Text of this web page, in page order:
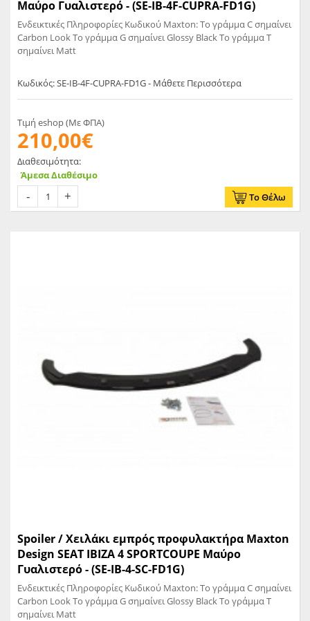
Μαύρο Γυαλιστερό - (SE-IB-4F-CUPRA-FD1G)
Ενδεικτικές Πληροφορίες Κωδικού Maxton: Το γράμμα C σημαίνει
Carbon Look Το γράμμα G σημαίνει Glossy Black Το γράμμα T
σημαίνει Matt
Κωδικός: SE-IB-4F-CUPRA-FD1G - Μάθετε Περισσότερα
Τιμή eshop (Με ΦΠΑ)
210,00€
Διαθεσιμότητα:
Άμεσα Διαθέσιμο
Το Θέλω
Spoiler / Χειλάκι εμπρός προφυλακτήρα Maxton
Design SEAT IBIZA 4 SPORTCOUPE Μαύρο
Γυαλιστερό - (SE-IB-4-SC-FD1G)
Ενδεικτικές Πληροφορίες Κωδικού Maxton: Το γράμμα C σημαίνει
Carbon Look Το γράμμα G σημαίνει Glossy Black Το γράμμα T
σημαίνει Matt